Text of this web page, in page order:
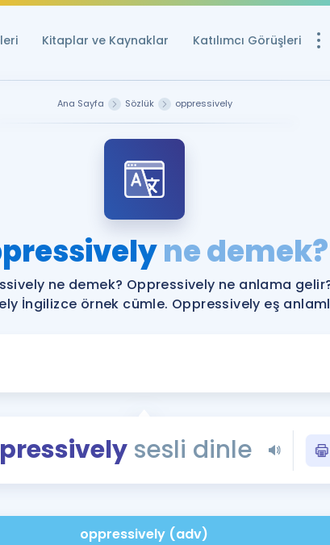
Kitaplar ve Kaynaklar Katılımcı Görüşleri
Ücretsiz
YDS ve YÖKDİL
YDS ve YÖKDİL'e
Tüm ÖSYM
Blog
YDS - YÖKDİL
İngilizce
Ana Sayfa Sözlük oppressively
ne demek?
ne demek? Oppressively ne anlama
İngilizce örnek cümle. Oppressively eş
sesli dinle
oppressively (adv)